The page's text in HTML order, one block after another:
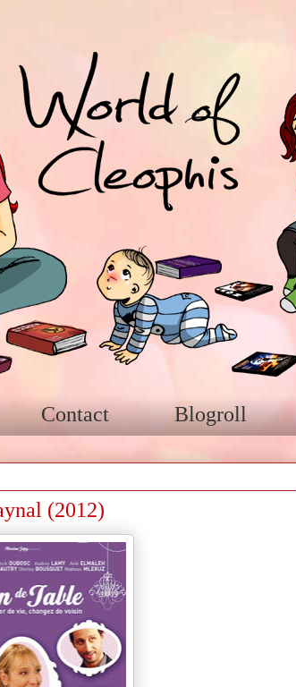
Contact Blogroll
(2012)